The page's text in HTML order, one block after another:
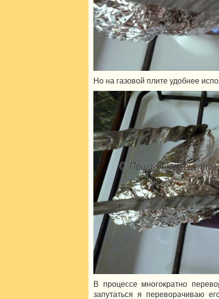
Но на газовой плите удобнее
В процессе многократно
запутаться я переворачиваю